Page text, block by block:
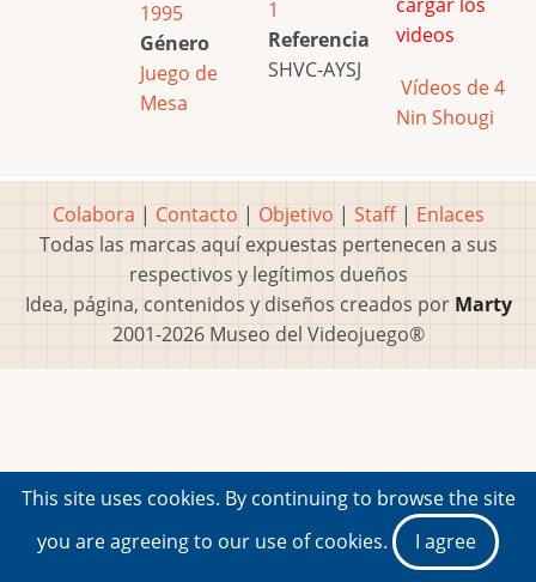
1995
Género
Juego de
Mesa
1
Referencia
SHVC-AYSJ
videos
Vídeos de 4
Nin Shougi
Colabora | Contacto | Objetivo | Staff| Enlaces
Todas las marcas aquí expuestas pertenecen a sus
respectivos y legítimos dueños
Idea, página, contenidos y diseños creados por Marty
2001-2026 Museo del Videojuego®
This site uses cookies. By continuing to browse the site
you are agreeing to our use of cookies.
I agree